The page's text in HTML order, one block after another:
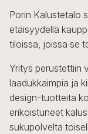
Porin Kalustetalo
etäisyydellä
tiloissa, joissa se
Yritys perustettiin
laadukkaimpia ja
design-tuotteita
erikoistuneet
sukupolvelta